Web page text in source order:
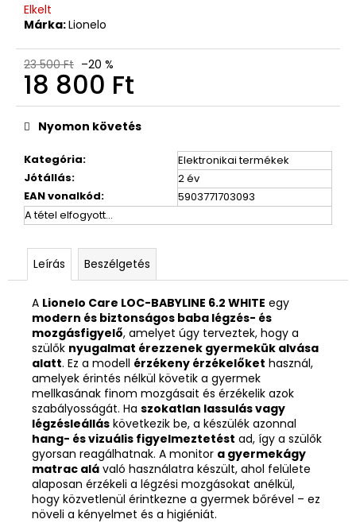
Elkelt
Márka:Lionelo
23 500 Ft –20 %
18 800 Ft
Egységár:
Kategória:
Elektronikai termékek
Jótállás:
2 év
EAN vonalkód:
5903771703093
A tétel elfogyott…
Nyomon követés
Leírás Beszélgetés
A Lionelo Care LOC-BABYLINE 6.2 WHITE egy
modern és biztonságos baba légzés- és
mozgásfigyelő, amelyet úgy terveztek, hogy a
szülők nyugalmat érezzenek gyermekük alvása
alatt. Ez a modell érzékeny érzékelőket használ,
amelyek érintés nélkül követik a gyermek
mellkasának finom mozgásait és érzékelik azok
szabályosságát. Ha szokatlan lassulás vagy
légzésleállás következik be, a készülék azonnal
hang- és vizuális figyelmeztetést ad, így a szülők
gyorsan reagálhatnak. A monitor a gyermekágy
matrac alá való használatra készült, ahol felülete
alaposan érzékeli a légzési mozgásokat anélkül,
hogy közvetlenül érintkezne a gyermek bőrével – ez
növeli a kényelmet és a higiéniát.